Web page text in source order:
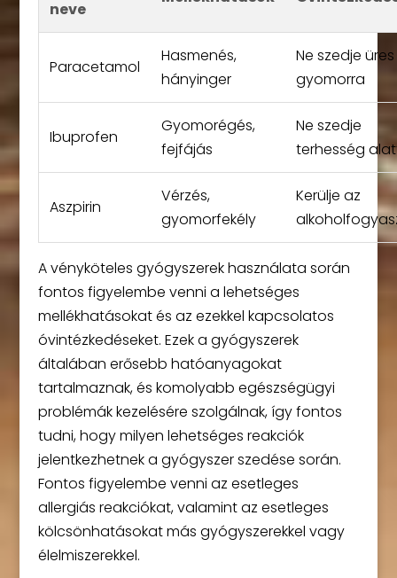
neve
Paracetamol
Hasmenés,
hányinger
Ne szedje üres
gyomorra
Ibuprofen
Gyomorégés,
fejfájás
Ne szedje
terhesség
Aszpirin
Vérzés,
gyomorfekély
Kerülje az
A vényköteles gyógyszerek használata során
fontos figyelembe venni a lehetséges
mellékhatásokat és az ezekkel kapcsolatos
óvintézkedéseket. Ezek a gyógyszerek
általában erősebb hatóanyagokat
tartalmaznak, és komolyabb egészségügyi
problémák kezelésére szolgálnak, így fontos
tudni, hogy milyen lehetséges reakciók
jelentkezhetnek a gyógyszer szedése során.
Fontos figyelembe venni az esetleges
allergiás reakciókat, valamint az esetleges
kölcsönhatásokat más gyógyszerekkel vagy
élelmiszerekkel.